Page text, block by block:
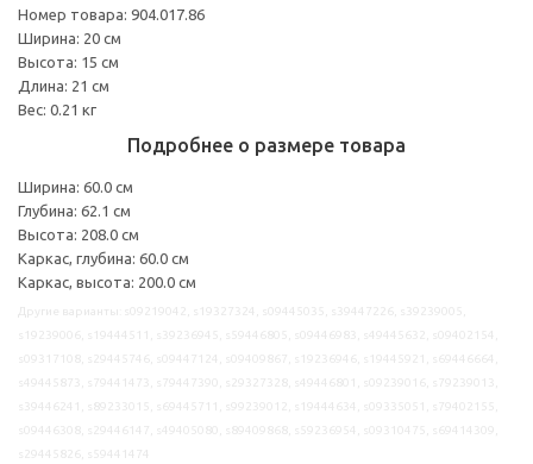
Номер товара: 904.017.86
Ширина: 20 см
Высота: 15 см
Длина: 21 см
Вес: 0.21 кг
Подробнее о размере товара
Ширина: 60.0 см
Глубина: 62.1 см
Высота: 208.0 см
Каркас, глубина: 60.0 см
Каркас, высота: 200.0 см